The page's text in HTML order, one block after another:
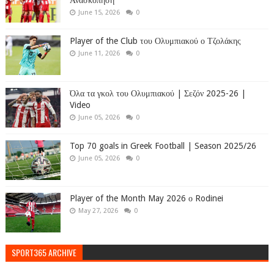
June 15, 2026 0
Player of the Club του Ολυμπιακού ο Τζολάκης
June 11, 2026 0
Όλα τα γκολ του Ολυμπιακού | Σεζόν 2025-26 |
Video
June 05, 2026 0
Top 70 goals in Greek Football | Season 2025/26
June 05, 2026 0
Player of the Month May 2026 ο Rodinei
May 27, 2026 0
SPORT365 ARCHIVE